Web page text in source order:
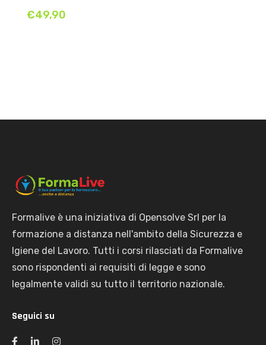
€49,90
Formalive è una iniziativa di Opensolve Srl per la
formazione a distanza nell'ambito della Sicurezza e
Igiene del Lavoro. Tutti i corsi rilasciati da Formalive
sono rispondenti ai requisiti di legge e sono
legalmente validi su tutto il territorio nazionale.
Seguici su